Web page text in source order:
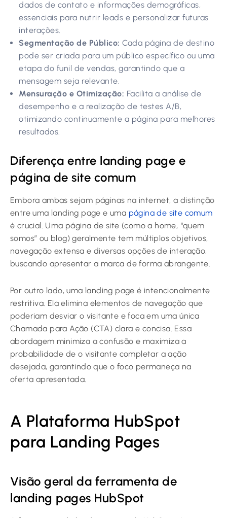
dados de contato e informações demográficas,
essenciais para nutrir leads e personalizar futuras
interações.
Segmentação de Público: Cada página de destino
pode ser criada para um público específico ou uma
etapa do funil de vendas, garantindo que a
mensagem seja relevante.
Mensuração e Otimização: Facilita a análise de
desempenho e a realização de testes A/B,
otimizando continuamente a página para melhores
resultados.
Diferença entre landing page e
página de site comum
Embora ambas sejam páginas na internet, a distinção
entre uma landing page e uma página de site comum
é crucial. Uma página de site (como a home, “quem
somos” ou blog) geralmente tem múltiplos objetivos,
navegação extensa e diversas opções de interação,
buscando apresentar a marca de forma abrangente.
Por outro lado, uma landing page é intencionalmente
restritiva. Ela elimina elementos de navegação que
poderiam desviar o visitante e foca em uma única
Chamada para Ação (CTA) clara e concisa. Essa
abordagem minimiza a confusão e maximiza a
probabilidade de o visitante completar a ação
desejada, garantindo que o foco permaneça na
oferta apresentada.
A Plataforma HubSpot
para Landing Pages
Visão geral da ferramenta de
landing pages HubSpot